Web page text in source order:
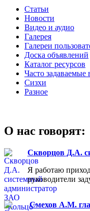
Статьи
Новости
Видео и аудио
Галерея
Галереи
Доска объявлений
Каталог ресурсов
Часто задаваемые
Сизхи
Разное
О нас говорят:
Скворцов Д.А.
Я работаю
руководители
Смехов А.М.